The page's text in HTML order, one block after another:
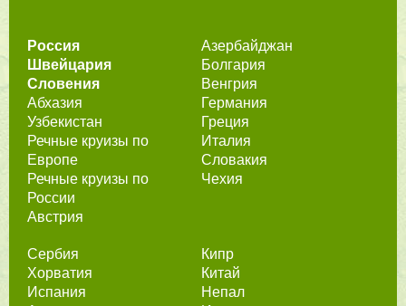
Россия
Швейцария
Словения
Абхазия
Узбекистан
Речные круизы по
Европе
Речные круизы по
России
Австрия
Азербайджан
Болгария
Венгрия
Германия
Греция
Италия
Словакия
Чехия
Сербия
Хорватия
Испания
Кипр
Китай
Непал